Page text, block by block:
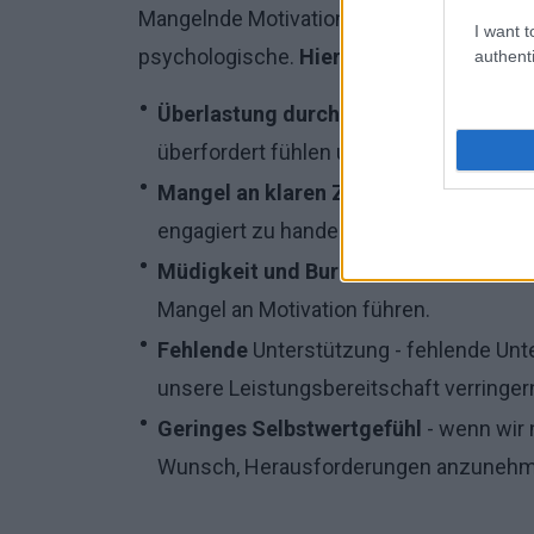
I want
Mangelnde Motivation kann
psychologische. Hier sind einige der
Überlastung durch Verantwortung
überfordert fühlen und keine Energie
Mangel an klaren Zielen
- ohne klare
engagiert zu handeln.
Müdigkeit und Burnout
Mangel an Motivation führen.
Fehlende Unterstützung - fehlende
unsere Leistungsbereitschaft
Geringes Selbstwertgefühl - wenn wir
Wunsch, Herausforderungen